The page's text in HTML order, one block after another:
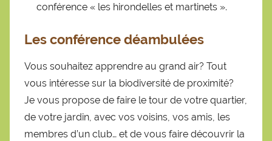
conférence « les hirondelles et martinets ».
Les conférence déambulées
Vous souhaitez apprendre au grand air? Tout
vous intéresse sur la biodiversité de proximité?
Je vous propose de faire le tour de votre quartier,
de votre jardin, avec vos voisins, vos amis, les
membres d’un club… et de vous faire découvrir la